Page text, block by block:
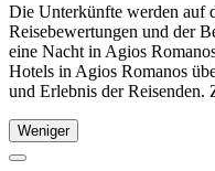
Die Unterkünfte werden auf
Reisebewertungen und der
eine Nacht in Agios
Hotels in Agios Romanos
und Erlebnis der Reisenden.
Weniger